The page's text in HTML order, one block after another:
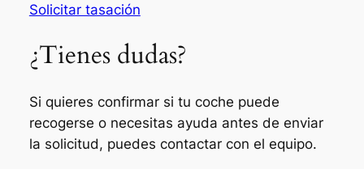
Solicitar tasación
¿Tienes dudas?
Si quieres confirmar si tu coche puede
recogerse o necesitas ayuda antes de enviar
la solicitud, puedes contactar con el equipo.